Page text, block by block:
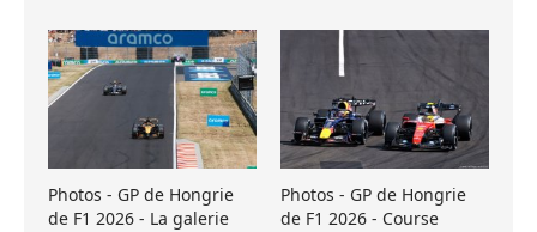
Photos - GP de Hongrie
de F1 2026 - La galerie
Photos - GP de Hongrie
de F1 2026 - Course